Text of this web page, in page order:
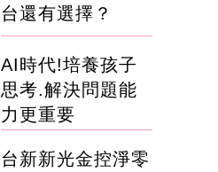
台還有選擇？
AI時代!培養孩子
思考.解決問題能
力更重要
台新新光金控淨零